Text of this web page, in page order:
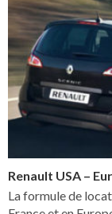
Renault USA –
La formule de